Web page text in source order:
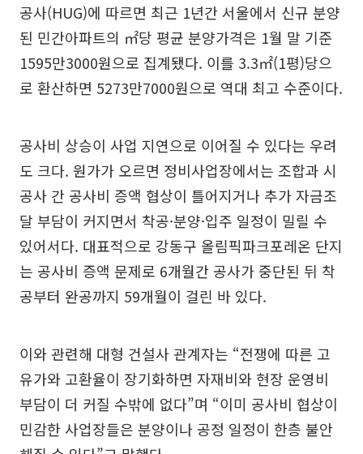
공사(HUG)에 따르면 최근 1년간 서울에서 신규 분양
된 민간아파트의 ㎡당 평균 분양가격은 1월 말 기준
1595만3000원으로 집계됐다. 이를 3.3㎡(1평)당으
로 환산하면 5273만7000원으로 역대 최고 수준이다.
공사비 상승이 사업 지연으로 이어질 수 있다는 우려
도 크다. 원가가 오르면 정비사업장에서는 조합과 시
공사 간 공사비 증액 협상이 틀어지거나 추가 자금조
달 부담이 커지면서 착공·분양·입주 일정이 밀릴 수
있어서다. 대표적으로 강동구 올림픽파크포레온 단지
는 공사비 증액 문제로 6개월간 공사가 중단된 뒤 착
공부터 완공까지 59개월이 걸린 바 있다.
이와 관련해 대형 건설사 관계자는 “전쟁에 따른 고
유가와 고환율이 장기화하면 자재비와 현장 운영비
부담이 더 커질 수밖에 없다”며 “이미 공사비 협상이
민감한 사업장들은 분양이나 공정 일정이 한층 불안